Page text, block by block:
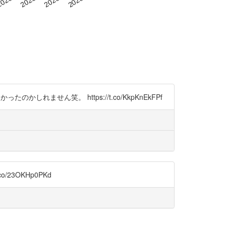
ったのかしれません笑。 https://t.co/KkpKnEkFPf
23OKHp0PKd